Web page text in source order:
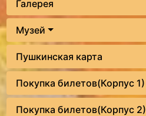
Галерея
Музей
Пушкинская карта
Покупка билетов(Корпус 1)
Покупка билетов(Корпус 2)